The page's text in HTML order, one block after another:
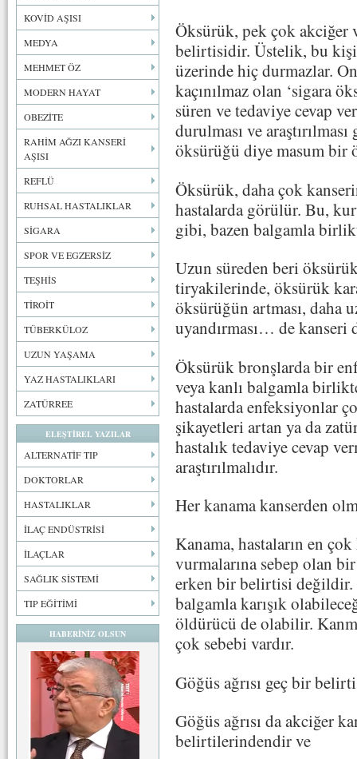
KOVİD AŞISI
MEDYA
MEHMET ÖZ
MODERN HAYAT
OBEZİTE
RAHİM AĞZI KANSERİ
AŞISI
REFLÜ
RUHSAL HASTALIKLAR
SİGARA
SPOR VE EGZERSİZ
TEŞHİS
TİROİT
TÜBERKÜLOZ
UZUN YAŞAMA
YAZ HASTALIKLARI
ZATÜRREE
ELEŞTİREL YAZILAR
ALTERNATİF TIP
DOKTORLAR
HASTALIKLAR
İLAÇ ENDÜSTRİSİ
İLAÇLAR
SAĞLIK SİSTEMİ
TIP EĞİTİMİ
HABERİNİZ OLSUN
Öksürük, pek çok akciğer
belirtisidir. Üstelik, bu
üzerinde hiç durmazlar.
kaçınılmaz olan ‘sigara
süren ve tedaviye cevap
durulması ve
öksürüğü diye masum bir
Öksürük, daha çok
hastalarda görülür. Bu,
gibi, bazen balgamla
Uzun süreden beri
tiryakilerinde, öksürük
öksürüğün artması, daha
uyandırması… de
Öksürük bronşlarda bir
veya kanlı balgamla
hastalarda enfeksiyonlar
şikayetleri artan ya da
hastalık tedaviye cevap
araştırılmalıdır.
Her kanama kanserden
Kanama, hastaların en
vurmalarına sebep olan
erken bir belirtisi değildir.
balgamla karışık
öldürücü de olabilir.
çok sebebi vardır.
Göğüs ağrısı geç bir belirti
Göğüs ağrısı da akciğer
belirtilerindendir ve